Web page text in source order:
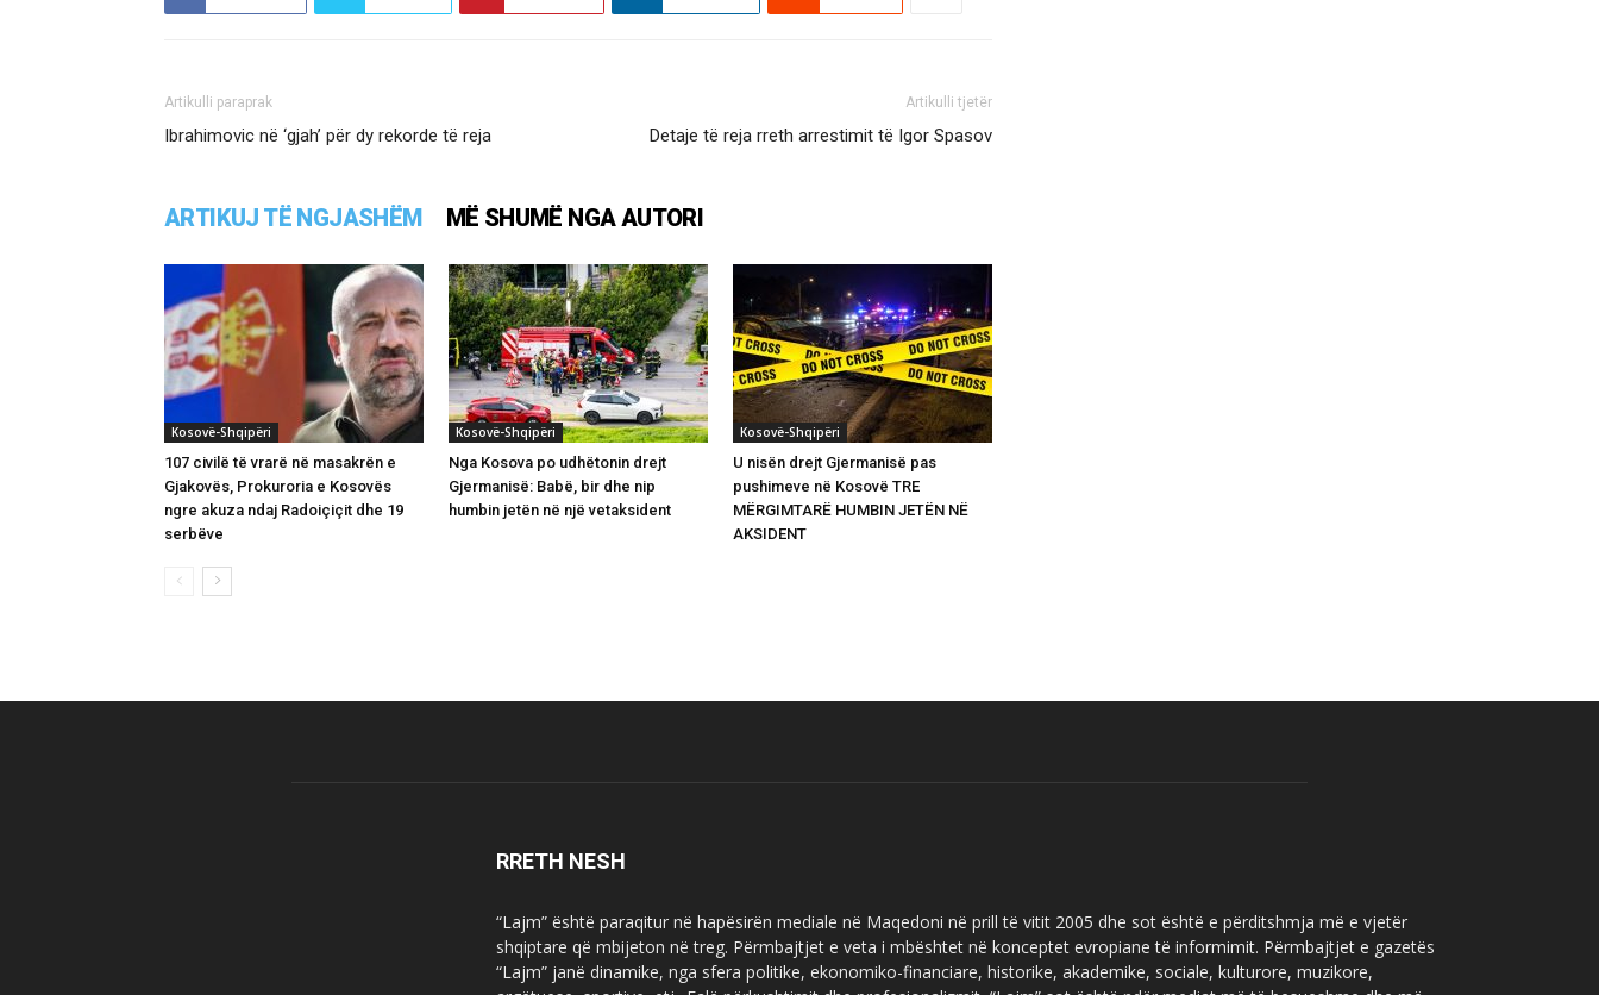
Artikulli paraprak
Ibrahimovic në ‘gjah’ për dy rekorde të reja
Artikulli tjetër
Detaje të reja rreth arrestimit të Igor Spasov
ARTIKUJ TË NGJASHËM MË SHUMË NGA AUTORI
Kosovë-Shqipëri
107 civilë të vrarë në masakrën e
Gjakovës, Prokuroria e Kosovës
ngre akuza ndaj Radoiçiçit dhe 19
serbëve
Kosovë-Shqipëri
Nga Kosova po udhëtonin drejt
Gjermanisë: Babë, bir dhe nip
humbin jetën në një vetaksident
Kosovë-Shqipëri
U nisën drejt Gjermanisë pas
pushimeve në Kosovë TRE
MËRGIMTARË HUMBIN JETËN NË
AKSIDENT
RRETH NESH
“Lajm” është paraqitur në hapësirën mediale në Maqedoni në prill të vitit 2005 dhe sot është e përditshmja më e vjetër
shqiptare që mbijeton në treg. Përmbajtjet e veta i mbështet në konceptet evropiane të informimit. Përmbajtjet e gazetës
“Lajm” janë dinamike, nga sfera politike, ekonomiko-financiare, historike, akademike, sociale, kulturore, muzikore,